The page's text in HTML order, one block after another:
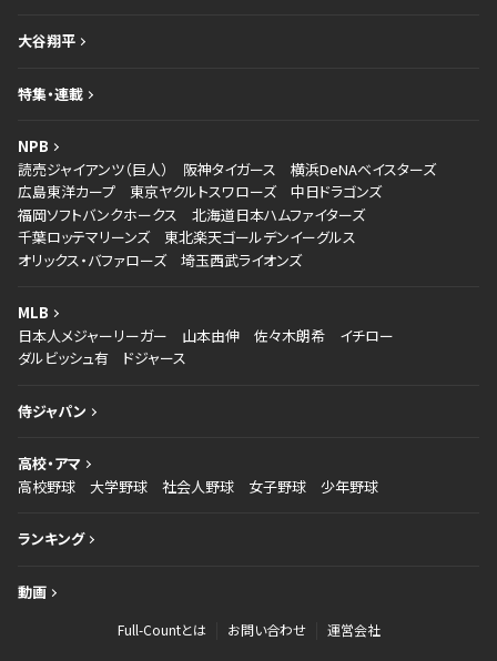
大谷翔平
特集・連載
NPB
読売ジャイアンツ（巨人）
阪神タイガース
横浜DeNAベイスターズ
広島東洋カープ
東京ヤクルトスワローズ
中日ドラゴンズ
福岡ソフトバンクホークス
北海道日本ハムファイターズ
千葉ロッテマリーンズ
東北楽天ゴールデンイーグルス
オリックス・バファローズ
埼玉西武ライオンズ
MLB
日本人メジャーリーガー
山本由伸 佐々木朗希
イチロー
ダルビッシュ有
ドジャース
侍ジャパン
高校・アマ
高校野球
大学野球 社会人野球 女子野球 少年野球
ランキング
動画
Full-Countとは お問い合わせ 運営会社